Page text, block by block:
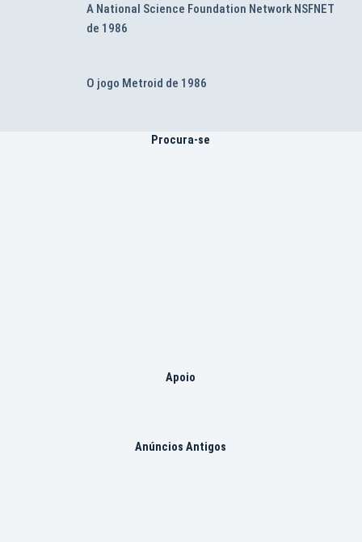
A National Science Foundation Network NSFNET
de 1986
O jogo Metroid de 1986
Procura-se
Apoio
Anúncios Antigos